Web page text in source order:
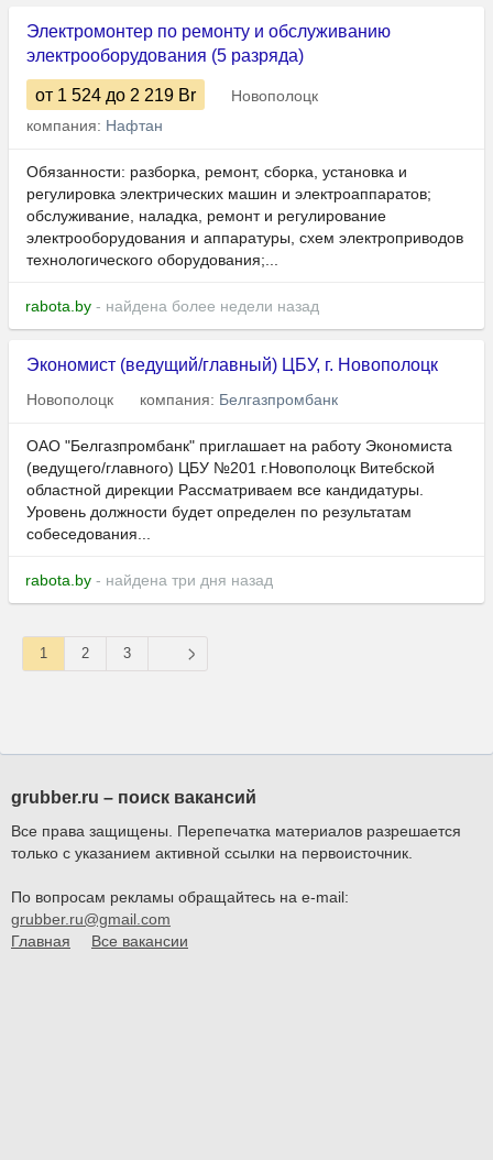
Электромонтер по ремонту и обслуживанию
электрооборудования (5 разряда)
от 1 524 до 2 219 Br
Новополоцк
компания: Нафтан
Обязанности: разборка, ремонт, сборка, установка и
регулировка электрических машин и электроаппаратов;
обслуживание, наладка, ремонт и регулирование
электрооборудования и аппаратуры, схем электроприводов
технологического оборудования;...
rabota.by - найдена более недели назад
Экономист (ведущий/главный) ЦБУ, г. Новополоцк
Новополоцк компания: Белгазпромбанк
ОАО "Белгазпромбанк" приглашает на работу Экономиста
(ведущего/главного) ЦБУ №201 г.Новополоцк Витебской
областной дирекции Рассматриваем все кандидатуры.
Уровень должности будет определен по результатам
собеседования...
rabota.by - найдена три дня назад
1 2 3
grubber.ru – поиск вакансий
Все права защищены. Перепечатка материалов разрешается
только с указанием активной ссылки на первоисточник.
По вопросам рекламы обращайтесь на e-mail:
grubber.ru@gmail.com
Главная
Все вакансии